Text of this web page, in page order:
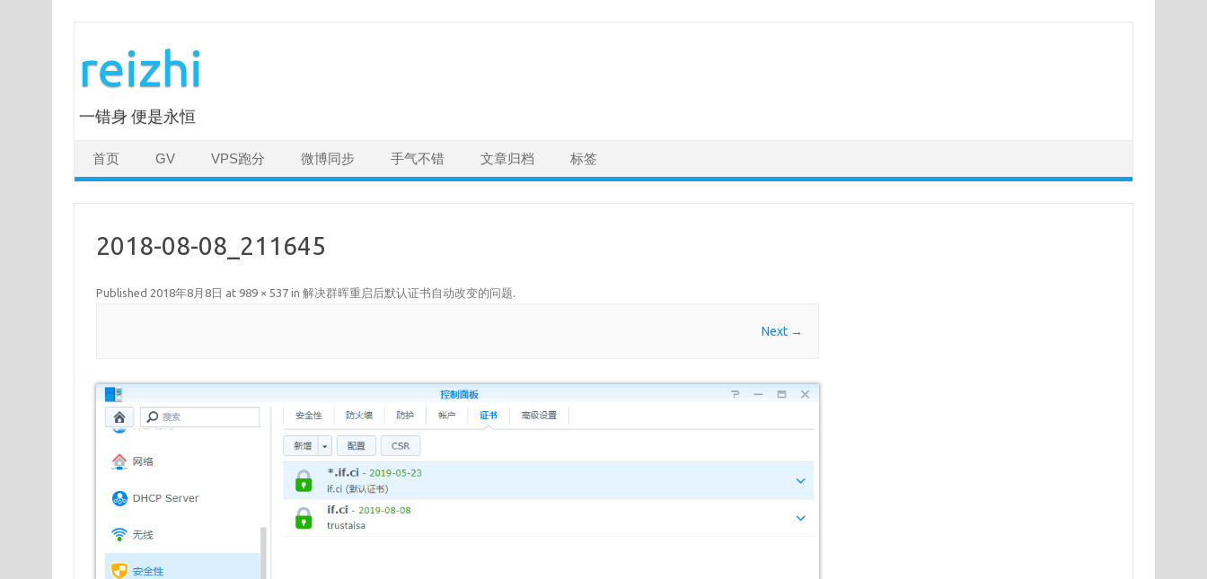
reizhi
一错身 便是永恒
首页 GV VPS跑分 微博同步 手气不错 文章归档 标签
2018-08-08_211645
Published 2018年8月8日 at 989 × 537in 解决群晖重启后默认证书自动改变的问题.
Next →